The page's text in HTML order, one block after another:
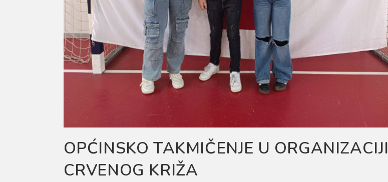
OPĆINSKO TAKMIČENJE U ORGANIZACIJI
CRVENOG KRIŽA